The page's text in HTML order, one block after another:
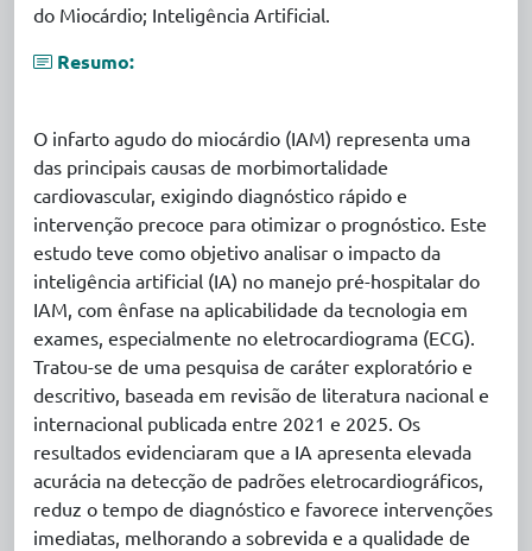
do Miocárdio; Inteligência Artificial.
Resumo:
O infarto agudo do miocárdio (IAM) representa uma
das principais causas de morbimortalidade
cardiovascular, exigindo diagnóstico rápido e
intervenção precoce para otimizar o prognóstico. Este
estudo teve como objetivo analisar o impacto da
inteligência artificial (IA) no manejo pré-hospitalar do
IAM, com ênfase na aplicabilidade da tecnologia em
exames, especialmente no eletrocardiograma (ECG).
Tratou-se de uma pesquisa de caráter exploratório e
descritivo, baseada em revisão de literatura nacional e
internacional publicada entre 2021 e 2025. Os
resultados evidenciaram que a IA apresenta elevada
acurácia na detecção de padrões eletrocardiográficos,
reduz o tempo de diagnóstico e favorece intervenções
imediatas, melhorando a sobrevida e a qualidade de